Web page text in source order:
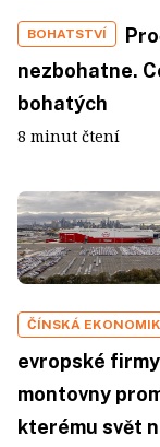
BOHATSTVÍ
nezbohatne.
bohatých
8 minut čtení
ČÍNSKÁ
evropské
montovny
kterému svět